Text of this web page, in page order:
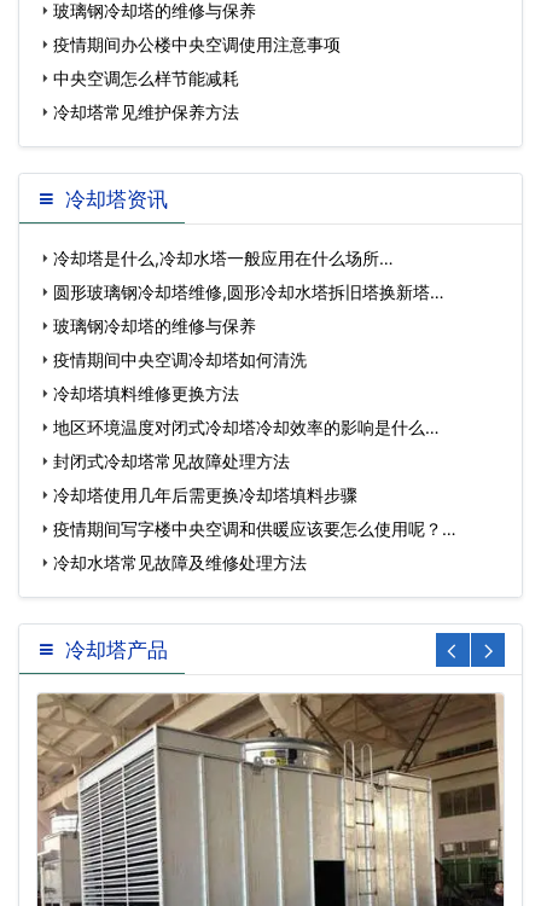
玻璃钢冷却塔的维修与保养
疫情期间办公楼中央空调使用注意事项
中央空调怎么样节能减耗
冷却塔常见维护保养方法
冷却塔资讯
冷却塔是什么,冷却水塔一般应用在什么场所…
圆形玻璃钢冷却塔维修,圆形冷却水塔拆旧塔换新塔…
玻璃钢冷却塔的维修与保养
疫情期间中央空调冷却塔如何清洗
冷却塔填料维修更换方法
地区环境温度对闭式冷却塔冷却效率的影响是什么…
封闭式冷却塔常见故障处理方法
冷却塔使用几年后需更换冷却塔填料步骤
疫情期间写字楼中央空调和供暖应该要怎么使用呢？…
冷却水塔常见故障及维修处理方法
冷却塔产品